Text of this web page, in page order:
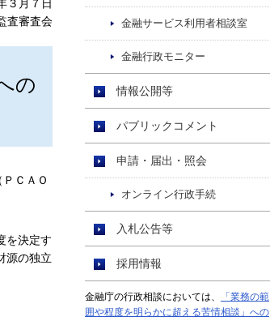
３月７日
査審査会
の
ＣＡＯ
を決定す
源の独立
金融サービス利用者相談室
金融行政モニター
情報公開等
パブリックコメント
申請・届出・照会
オンライン行政手続
入札公告等
採用情報
金融庁の行政相談においては、
「業務の範
囲や程度を明らかに超える苦情相談」への